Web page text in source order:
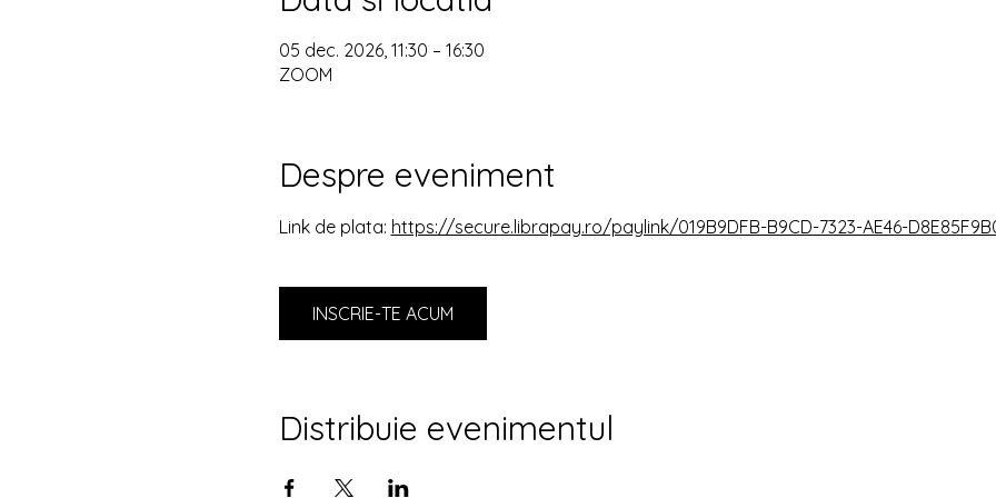
05 dec. 2026, 11:30 – 16:30
ZOOM
Despre eveniment
Link de plata: https://secure.librapay.ro/paylink/019B9DFB-B9CD-7323-AE46-
INSCRIE-TE ACUM
Distribuie evenimentul